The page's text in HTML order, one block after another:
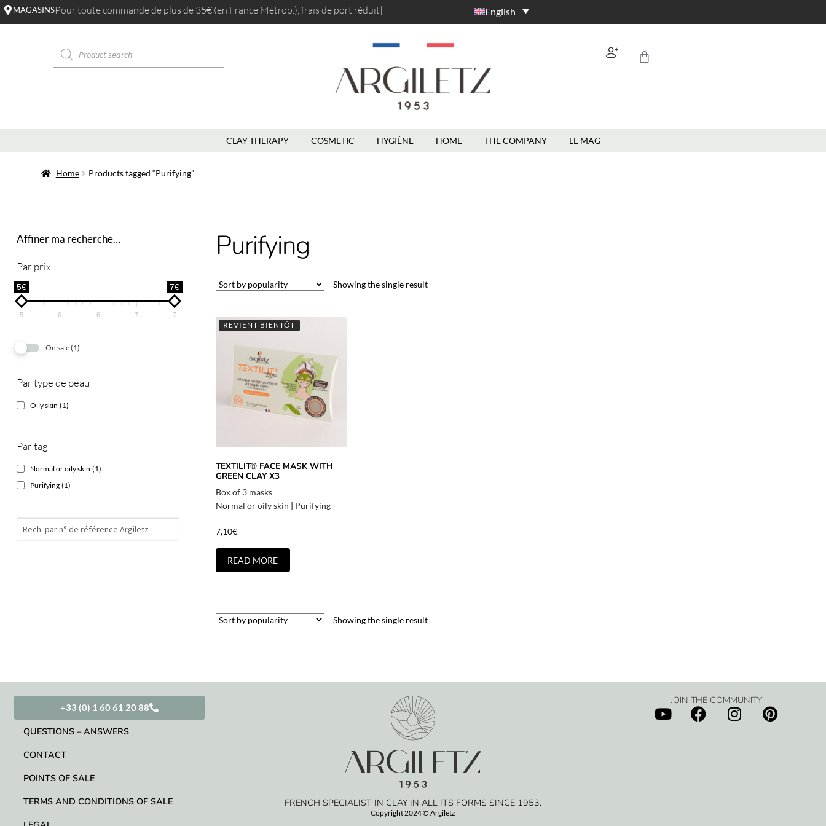
MAGASINSPour toute commande de plus de 35€ (en France Métrop.), frais de port réduits a English
CLAY THERAPY COSMETIC HYGIÈNE HOME THE COMPANY LE MAG
Home Products tagged “Purifying”
Purifying
Showing the single result
REVIENT BIENTÔT
TEXTILIT® FACE MASK WITH
GREEN CLAY X3
Box of 3 masks
Normal or oily skin | Purifying
7,10€
READ MORE
Showing the single result
Affiner ma recherche…
Par prix
5€ 7€
5 6 6 7 7
On sale(1)
Par type de peau
Oily skin (1)
Par tag
Normal or oily skin (1)
Purifying (1)
+33 (0) 1 60 61 20 88
QUESTIONS – ANSWERS
CONTACT
POINTS OF SALE
TERMS AND CONDITIONS OF SALE
FRENCH SPECIALIST IN CLAY IN ALL ITS FORMS SINCE 1953.
Copyright 2024 © Argiletz
JOIN THE COMMUNITY